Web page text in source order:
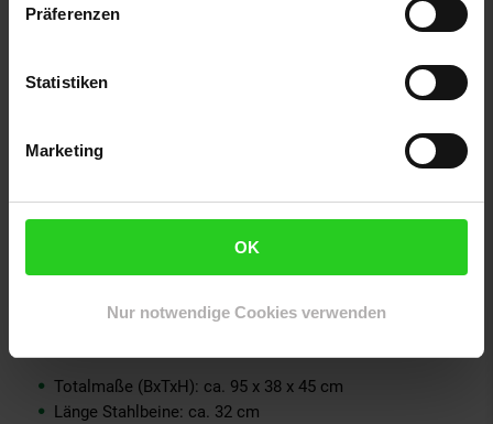
Präferenzen
Statistiken
Marketing
OK
Nur notwendige Cookies verwenden
lediglich die vier Beine an die Sitzfläche geschraubt werden.
So ist die Polsterbank Glora von tectake im Handumdrehen
Gemütliche Sitzbank mit hochdichter
Schlanke, aber sehr stabile Stahlbeine
Bodenschonende Kunststoffkappen
Totalmaße (BxTxH): ca. 95 x 38 x 45 cm
Länge Stahlbeine: ca. 32 cm